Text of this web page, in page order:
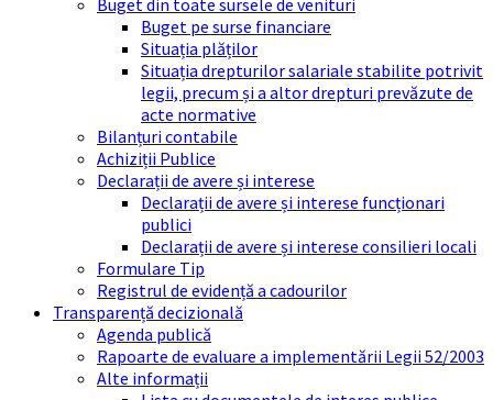
Buget din toate sursele de venituri
Buget pe surse financiare
Situația plăților
Situația drepturilor salariale stabilite potrivit
legii, precum și a altor drepturi prevăzute de
acte normative
Bilanțuri contabile
Achiziții Publice
Declarații de avere și interese
Declarații de avere și interese funcționari
publici
Declarații de avere și interese consilieri locali
Formulare Tip
Registrul de evidență a cadourilor
Transparență decizională
Agenda publică
Rapoarte de evaluare a implementării Legii 52/2003
Alte informații